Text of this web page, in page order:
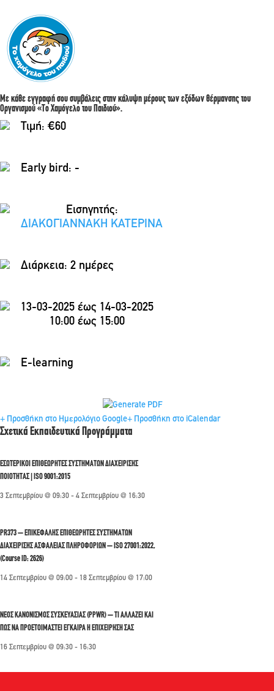
Με κάθε εγγραφή σου συμβάλεις στην κάλυψη μέρους των εξόδων θέρμανσης του
Οργανισμού «Το Χαμόγελο του Παιδιού».
Τιμή: €60
Early bird: -
Εισηγητής:
ΔΙΑΚΟΓΙΑΝΝΑΚΗ ΚΑΤΕΡΙΝΑ
Διάρκεια: 2 ημέρες
13-03-2025 έως 14-03-2025
10:00 έως 15:00
E-learning
+ Προσθήκη στο Ημερολόγιο Google+ Προσθήκη στο iCalendar
Σχετικά Εκπαιδευτικά Προγράμματα
ΕΣΩΤΕΡΙΚΟΙ ΕΠΙΘΕΩΡΗΤΕΣ ΣΥΣΤΗΜΑΤΩΝ ΔΙΑΧΕΙΡΙΣΗΣ
ΠΟΙΟΤΗΤΑΣ | ISO 9001:2015
3 Σεπτεμβρίου @ 09:30 - 4 Σεπτεμβρίου @ 16:30
PR373 – ΕΠΙΚΕΦΑΛΗΣ ΕΠΙΘΕΩΡΗΤΕΣ ΣΥΣΤΗΜΑΤΩΝ
ΔΙΑΧΕΙΡΙΣΗΣ ΑΣΦΑΛΕΙΑΣ ΠΛΗΡΟΦΟΡΙΩΝ – ISO 27001:2022,
(Course ID: 2626)
14 Σεπτεμβρίου @ 09:00 - 18 Σεπτεμβρίου @ 17:00
ΝΕΟΣ ΚΑΝΟΝΙΣΜΟΣ ΣΥΣΚΕΥΑΣΙΑΣ (PPWR) – ΤΙ ΑΛΛΑΖΕΙ ΚΑΙ
ΠΩΣ ΝΑ ΠΡΟΕΤΟΙΜΑΣΤΕΙ ΕΓΚΑΙΡΑ Η ΕΠΙΧΕΙΡΗΣΗ ΣΑΣ
16 Σεπτεμβρίου @ 09:30 - 16:30